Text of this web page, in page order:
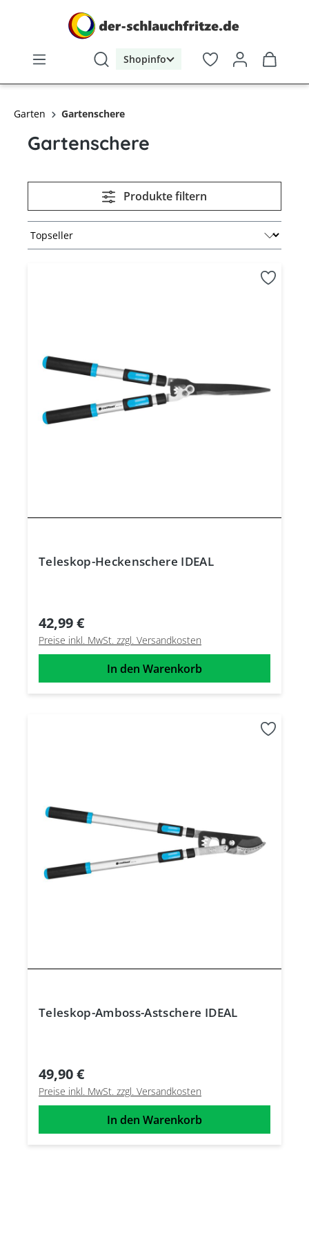
Shopinfo
Garten Gartenschere
Gartenschere
Produkte filtern
Teleskop-Heckenschere IDEAL
42,99 €
Preise inkl. MwSt. zzgl. Versandkosten
In den Warenkorb
Teleskop-Amboss-Astschere IDEAL
49,90 €
Preise inkl. MwSt. zzgl. Versandkosten
In den Warenkorb